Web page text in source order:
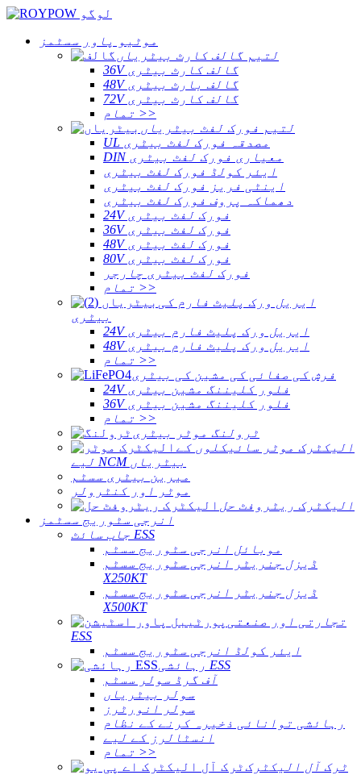
موٹیو پاور سسٹمز
لتیم گالف کارٹ بیٹریاں
36V گالف کارٹ بیٹری
48V گالف بارٹ بیٹری
72V گالف کارٹ بیٹری
تمام >>
لتیم فورک لفٹ بیٹریاں
UL مصدقہ فورک لفٹ بیٹری
DIN معیاری فورک لفٹ بیٹری
ایئر کولڈ فورک لفٹ بیٹری
اینٹی فریز فورک لفٹ بیٹری
دھماکہ پروف فورک لفٹ بیٹری
24V فورک لفٹ بیٹری
36V فورک لفٹ بیٹری
48V فورک لفٹ بیٹری
80V فورک لفٹ بیٹری
فورک لفٹ بیٹری چارجر
تمام >>
ایریل ورک پلیٹ فارم کی
بیٹری
24V ایریل ورک پلیٹ فارم بیٹری
48V ایریل ورک پلیٹ فارم بیٹری
تمام >>
فرش کی صفائی کی مشین کی بیٹری
24V فلور کلیننگ مشین بیٹری
36V فلور کلیننگ مشین بیٹری
تمام >>
ٹرولنگ موٹر بیٹری
الیکٹرک موٹر سائیکلوں کے
لیے NCM بیٹریاں
میرین بیٹری سسٹم
موٹر اور کنٹرولر
الیکٹرک ریٹروفٹ حل
انرجی سٹوریج سسٹمز
جاب سائٹ ESS
موبائل انرجی سٹوریج سسٹم
ڈیزل جنریٹر انرجی سٹوریج سسٹم
X250KT
ڈیزل جنریٹر انرجی سٹوریج سسٹم
X500KT
تجارتی اور صنعتی
ESS
ایئر کولڈ انرجی سٹوریج سسٹم
رہائشی ESS
آف گرڈ سولر سسٹم
سولر بیٹریاں
سولر انورٹرز
رہائشی توانائی ذخیرہ کرنے کے نظام
انسٹالرز کے لیے
تمام >>
ٹرک آل الیکٹرک